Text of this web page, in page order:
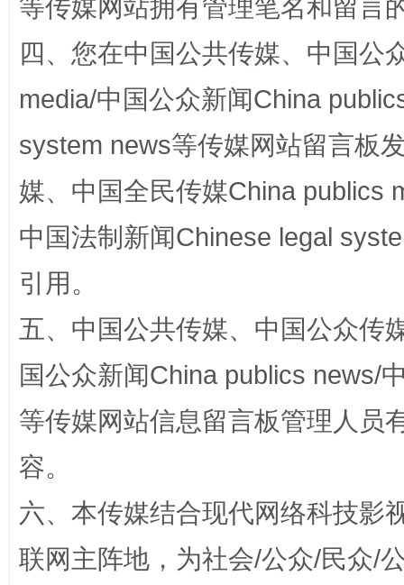
阿坝州三大球赛在茂县开幕 规模
扯下公款旅游的“隐身衣” 如何以
等传媒网站拥有管理笔名和留言
四、您在中国公共传媒、中国公
media/中国公众新闻China
system news等传媒网站留言板
媒、中国全民传媒China publics
中国法制新闻Chinese legal
引用。
五、中国公共传媒、中国公众传
国公众新闻China publics news/
等传媒网站信息留言板管理人员
容。
六、本传媒结合现代网络科技影
联网主阵地，为社会/公众/民众/